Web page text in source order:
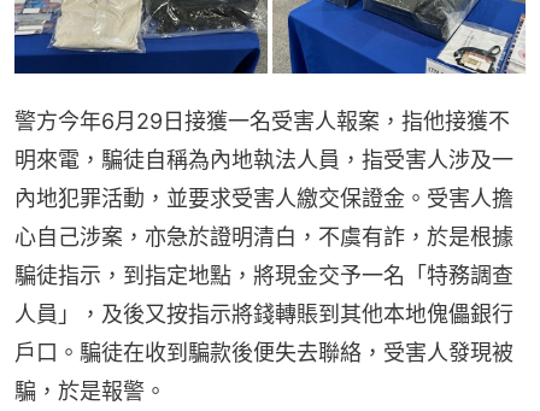
警方今年6月29日接獲一名受害人報案，指他接獲不
明來電，騙徒自稱為內地執法人員，指受害人涉及一
內地犯罪活動，並要求受害人繳交保證金。受害人擔
心自己涉案，亦急於證明清白，不虞有詐，於是根據
騙徒指示，到指定地點，將現金交予一名「特務調查
人員」，及後又按指示將錢轉賬到其他本地傀儡銀行
戶口。騙徒在收到騙款後便失去聯絡，受害人發現被
騙，於是報警。